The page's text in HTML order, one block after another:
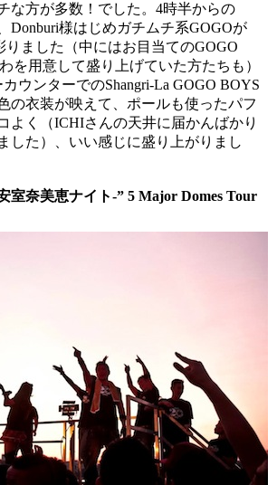
な方が多数！でした。4時半からの
Donburi様はじめガチムチ系GOGOが
りました（中にはお目当てのGOGO
を用意して盛り上げていた方たちも）
ウンターでのShangri-La GOGO BOYS
の衣装が映えて、ポールも使ったパフ
よく（ICHIさんの天井に届かんばかり
した）、いい感じに盛り上がりまし
室奈美恵ナイト-” 5 Major Domes Tour